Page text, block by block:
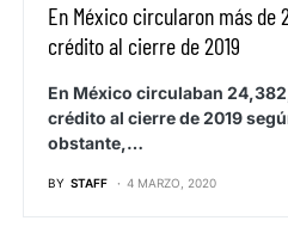
En México circularon más de
crédito al cierre de 2019
En México circulaban
crédito al cierre de 2019
obstante,…
BY STAFF 4 MARZO, 2020